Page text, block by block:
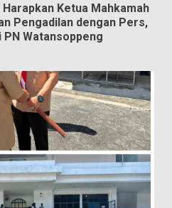
Ketua Mahkamah
Pengadilan dengan Pers,
Watansoppeng